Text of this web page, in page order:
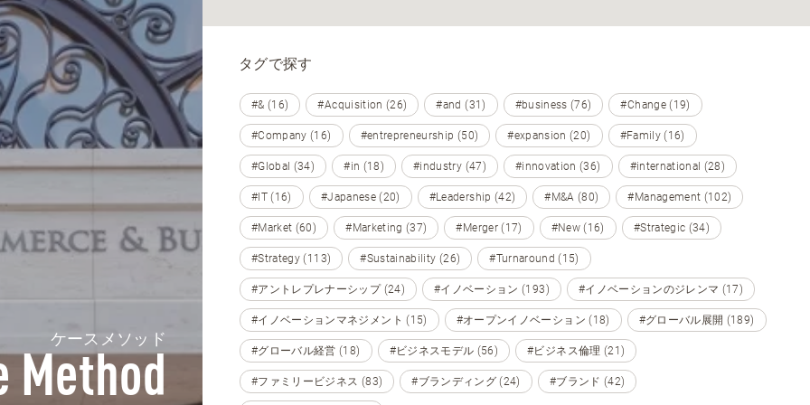
ケースメソッド
Method
タグで探す
#& (16) #Acquisition (26) #and (31) #business (76) #Change (19)
#Company (16) #entrepreneurship (50) #expansion (20) #Family (16)
#Global (34) #in (18) #industry (47) #innovation (36) #international (28)
#IT (16) #Japanese (20) #Leadership (42) #M&A (80) #Management (102)
#Market (60) #Marketing (37) #Merger (17) #New (16) #Strategic (34)
#Strategy (113) #Sustainability (26) #Turnaround (15)
#アントレプレナーシップ (24) #イノベーション (193) #イノベーションのジレンマ (17)
#イノベーションマネジメント (15) #オープンイノベーション (18) #グローバル展開 (189)
#グローバル経営 (18) #ビジネスモデル (56) #ビジネス倫理 (21)
#ファミリービジネス (83) #ブランディング (24) #ブランド (42)